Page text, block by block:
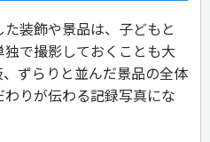
装飾や景品は、子どもと
で撮影しておくことも大
ずらりと並んだ景品の全体
りが伝わる記録写真にな